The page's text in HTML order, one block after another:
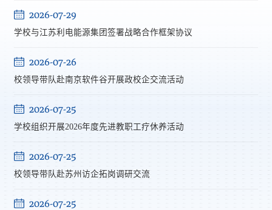
2026-07-29
学校与江苏利电能源集团签署战略合作框架协议
2026-07-26
校领导带队赴南京软件谷开展政校企交流活动
2026-07-25
学校组织开展2026年度先进教职工疗休养活动
2026-07-25
校领导带队赴苏州访企拓岗调研交流
2026-07-25